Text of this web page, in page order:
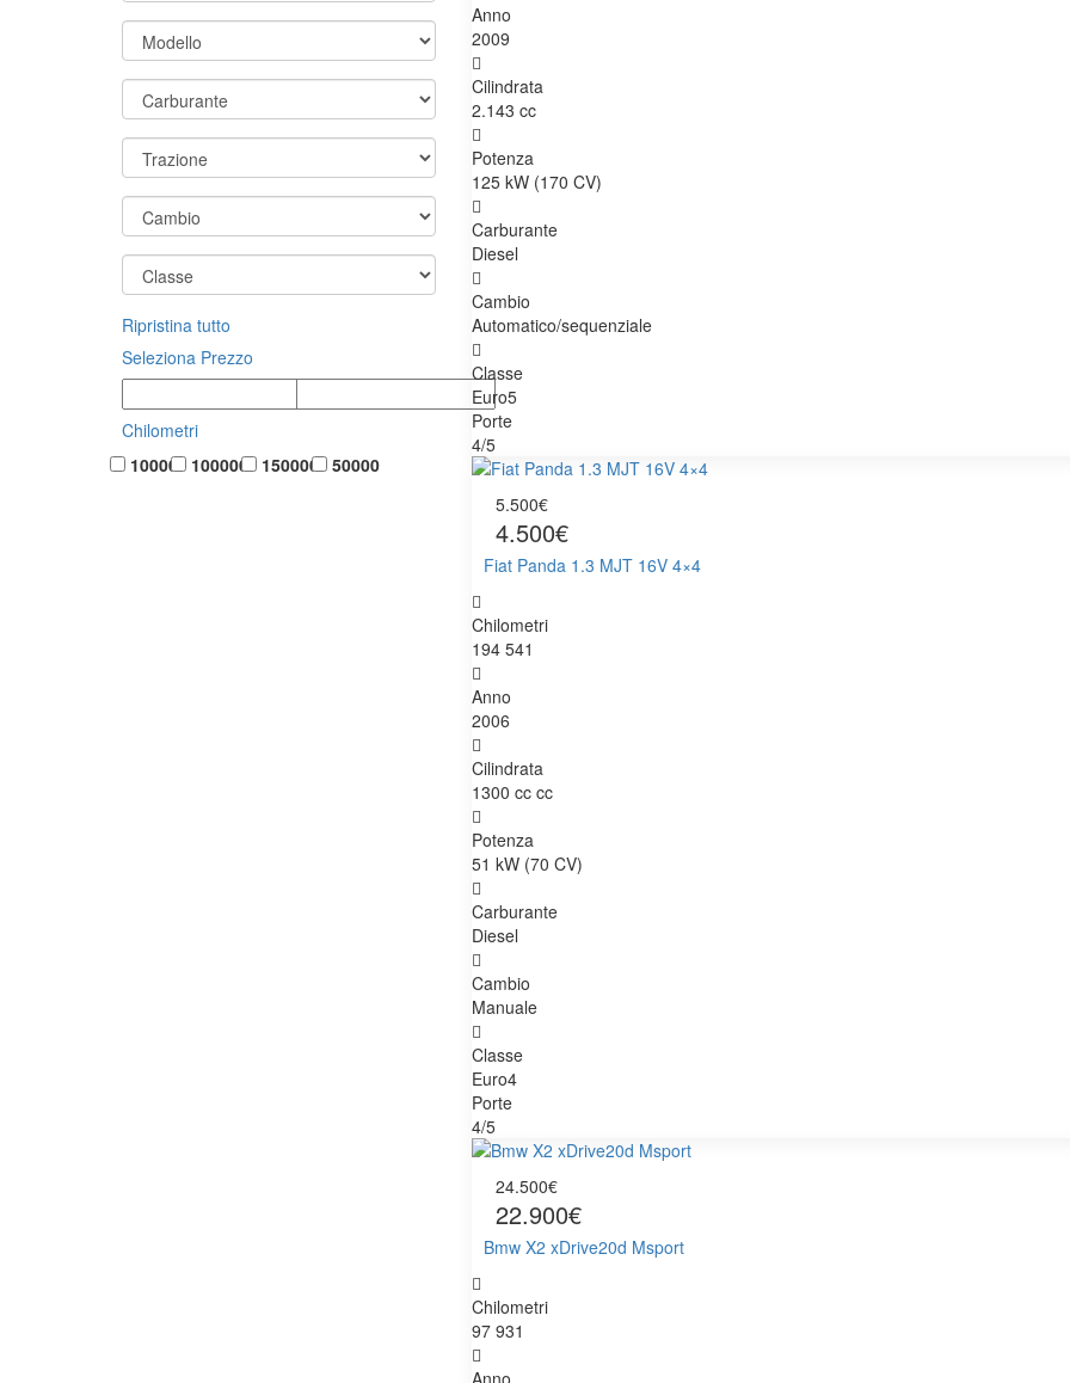
Ripristina tutto
Seleziona Prezzo
Chilometri
10000 100000 150000 50000
Anno
2009
Cilindrata
2.143 cc
Potenza
125 kW (170 CV)
Carburante
Diesel
Cambio
Automatico/sequenziale
Classe
Euro5
Porte
4/5
5.500€
4.500€
Fiat Panda 1.3 MJT 16V 4×4
Chilometri
194 541
Anno
2006
Cilindrata
1300 cc cc
Potenza
51 kW (70 CV)
Carburante
Diesel
Cambio
Manuale
Classe
Euro4
Porte
4/5
24.500€
22.900€
Bmw X2 xDrive20d Msport
Chilometri
97 931
Anno